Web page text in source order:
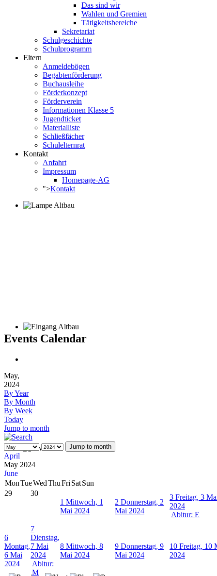
Das sind wir
Wahlen und Gremien
Tätigkeitsbereiche
Sekretariat
Schulgeschichte
Schulprogramm
Eltern
Anmeldebögen
Begabtenförderung
Buchausleihe
Förderkonzept
Förderverein
Informationen Klasse 5
Jugendticket
Materialliste
Schließfächer
Schulelternrat
Kontakt
Anfahrt
Impressum
Homepage-AG
">Kontakt
Events Calendar
May,
2024
By Year
By Month
By Week
Today
Jump to month
Jump to month
April
May 2024
June
MonTueWedThuFri SatSun
29
30
1 Mittwoch, 1
Mai 2024
2 Donnerstag, 2
Mai 2024
3 Freitag, 3
2024
Abitur: E
6
Montag,
6 Mai
2024
7
Dienstag,
7 Mai
2024
Abitur:
M
8 Mittwoch, 8
Mai 2024
9 Donnerstag, 9
Mai 2024
10 Freitag, 10
2024